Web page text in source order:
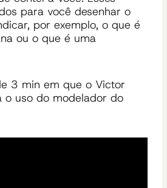
para você desenhar o
por exemplo, o que é
ou o que é uma
3 min em que o Victor
o uso do modelador do